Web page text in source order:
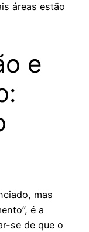
áreas estão
e
mas
é a
se de que o